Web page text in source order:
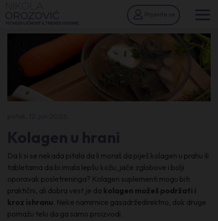
Prijavite se
Da li si se nekada pitala da li moraš da piješ kolagen u prahu ili
tabletama da bi imala lepšu kožu, jače zglobove i bolji
oporavak posletreninga? Kolagen suplementi mogu biti
praktični, ali dobra vest je da kolagen možeš podržati i
kroz ishranu. Neke namirnice gasadržedirektno, dok druge
pomažu telu da ga samo proizvodi.